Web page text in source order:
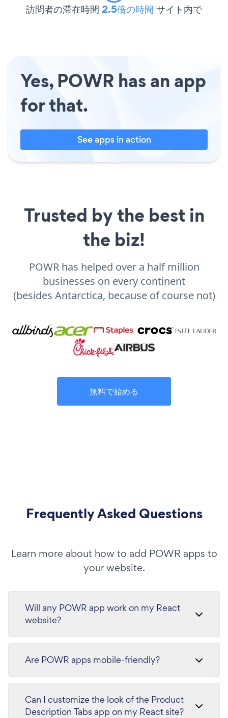
訪問者の滞在時間 2.5倍の時間 サイト内で
Yes, POWR has an app
for that.
See apps in action
Trusted by the best in
the biz!
POWR has helped over a half million
businesses on every continent
(besides Antarctica, because of course not)
無料で始める
Frequently Asked Questions
Learn more about how to add POWR apps to
your website.
Will any POWR app work on my React
website?
Are POWR apps mobile-friendly?
Can I customize the look of the Product
Description Tabs app on my React site?